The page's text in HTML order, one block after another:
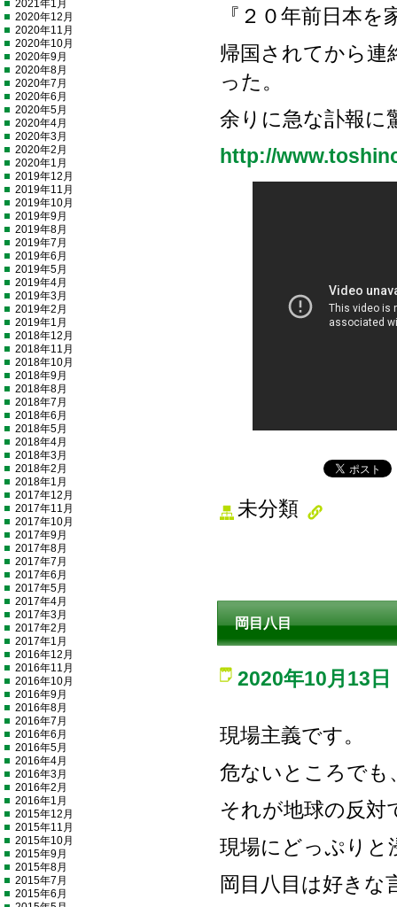
『２０年前日本
帰国されてから連
った。
余りに急な訃報に
http://
未分類
岡目八目
2020年10月13日
現場主義です。
危ないところでも
それが地球の反対
現場にどっぷりと
岡目八目は好きな
2021年1月
2020年12月
2020年11月
2020年10月
2020年9月
2020年8月
2020年7月
2020年6月
2020年5月
2020年4月
2020年3月
2020年2月
2020年1月
2019年12月
2019年11月
2019年10月
2019年9月
2019年8月
2019年7月
2019年6月
2019年5月
2019年4月
2019年3月
2019年2月
2019年1月
2018年12月
2018年11月
2018年10月
2018年9月
2018年8月
2018年7月
2018年6月
2018年5月
2018年4月
2018年3月
2018年2月
2018年1月
2017年12月
2017年11月
2017年10月
2017年9月
2017年8月
2017年7月
2017年6月
2017年5月
2017年4月
2017年3月
2017年2月
2017年1月
2016年12月
2016年11月
2016年10月
2016年9月
2016年8月
2016年7月
2016年6月
2016年5月
2016年4月
2016年3月
2016年2月
2016年1月
2015年12月
2015年11月
2015年10月
2015年9月
2015年8月
2015年7月
2015年6月